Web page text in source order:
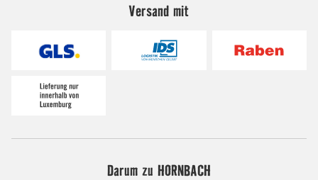
Versand mit
Darum zu HORNBACH